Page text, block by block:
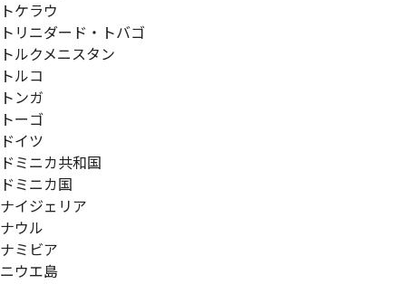
トケラウ
トリニダード・トバゴ
トルクメニスタン
トルコ
トンガ
トーゴ
ドイツ
ドミニカ共和国
ドミニカ国
ナイジェリア
ナウル
ナミビア
ニウエ島